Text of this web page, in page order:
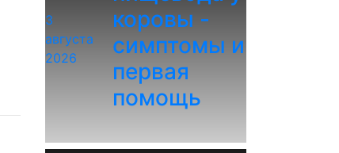
3
августа
2026
коровы -
симптомы и
первая
помощь